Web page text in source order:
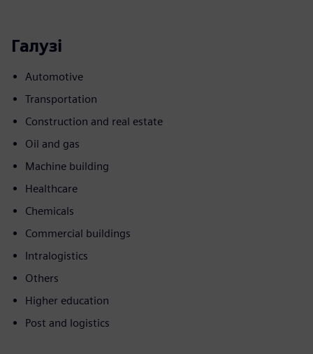
Галузі
Automotive
Transportation
Construction and real estate
Oil and gas
Machine building
Healthcare
Chemicals
Commercial buildings
Intralogistics
Others
Higher education
Post and logistics